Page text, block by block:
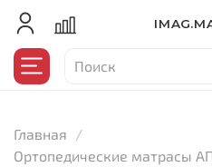
Главная
Ортопедические матрасы